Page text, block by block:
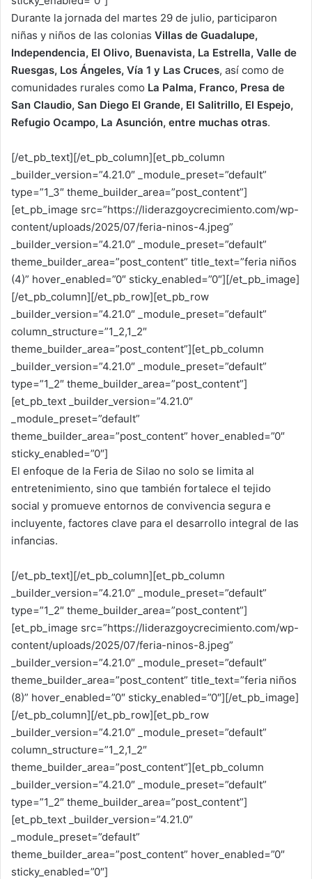
Durante la jornada del martes 29 de julio, participaron
niñas y niños de las colonias Villas de Guadalupe,
Independencia, El Olivo, Buenavista, La Estrella, Valle de
Ruesgas, Los Ángeles, Vía 1 y Las Cruces, así como de
comunidades rurales como La Palma, Franco, Presa de
San Claudio, San Diego El Grande, El Salitrillo, El Espejo,
Refugio Ocampo, La Asunción, entre muchas otras.
[/et_pb_text][/et_pb_column][et_pb_column
_builder_version=”4.21.0″ _module_preset=”default”
type=”1_3″ theme_builder_area=”post_content”]
[et_pb_image src=”https://liderazgoycrecimiento.com/wp-
content/uploads/2025/07/feria-ninos-4.jpeg”
_builder_version=”4.21.0″ _module_preset=”default”
theme_builder_area=”post_content” title_text=”feria niños
(4)” hover_enabled=”0″ sticky_enabled=”0″][/et_pb_image]
[/et_pb_column][/et_pb_row][et_pb_row
_builder_version=”4.21.0″ _module_preset=”default”
column_structure=”1_2,1_2″
theme_builder_area=”post_content”][et_pb_column
_builder_version=”4.21.0″ _module_preset=”default”
type=”1_2″ theme_builder_area=”post_content”]
[et_pb_text _builder_version=”4.21.0″
_module_preset=”default”
theme_builder_area=”post_content” hover_enabled=”0″
sticky_enabled=”0″]
El enfoque de la Feria de Silao no solo se limita al
entretenimiento, sino que también fortalece el tejido
social y promueve entornos de convivencia segura e
incluyente, factores clave para el desarrollo integral de las
infancias.
[/et_pb_text][/et_pb_column][et_pb_column
_builder_version=”4.21.0″ _module_preset=”default”
type=”1_2″ theme_builder_area=”post_content”]
[et_pb_image src=”https://liderazgoycrecimiento.com/wp-
content/uploads/2025/07/feria-ninos-8.jpeg”
_builder_version=”4.21.0″ _module_preset=”default”
theme_builder_area=”post_content” title_text=”feria niños
(8)” hover_enabled=”0″ sticky_enabled=”0″][/et_pb_image]
[/et_pb_column][/et_pb_row][et_pb_row
_builder_version=”4.21.0″ _module_preset=”default”
column_structure=”1_2,1_2″
theme_builder_area=”post_content”][et_pb_column
_builder_version=”4.21.0″ _module_preset=”default”
type=”1_2″ theme_builder_area=”post_content”]
[et_pb_text _builder_version=”4.21.0″
_module_preset=”default”
theme_builder_area=”post_content” hover_enabled=”0″
sticky_enabled=”0″]